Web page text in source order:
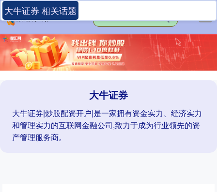
大牛证券
大牛证券|炒股配资开户|是一家拥有资金实力、经济实力
和管理实力的互联网金融公司,致力于成为行业领先的资
产管理服务商。
大牛证券 相关话题